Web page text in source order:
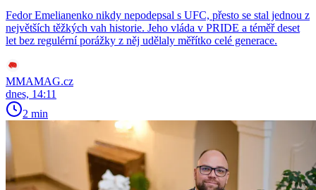
Fedor Emelianenko nikdy nepodepsal s UFC, přesto se stal jednou z
největších těžkých vah historie. Jeho vláda v PRIDE a téměř deset
let bez regulérní porážky z něj udělaly měřítko celé generace.
MMAMAG.cz
dnes, 14:11
2 min